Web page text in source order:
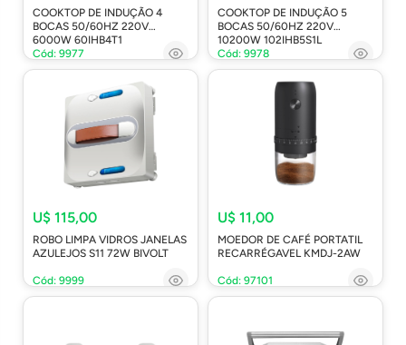
COOKTOP DE INDUÇÃO 4
BOCAS 50/60HZ 220V
6000W 60IHB4T1
Cód: 9977
COOKTOP DE INDUÇÃO 5
BOCAS 50/60HZ 220V
10200W 102IHB5S1L
Cód: 9978
U$ 115,00
ROBO LIMPA VIDROS JANELAS
AZULEJOS S11 72W BIVOLT
Cód: 9999
U$ 11,00
MOEDOR DE CAFÉ PORTATIL
RECARRÉGAVEL KMDJ-2AW
Cód: 97101